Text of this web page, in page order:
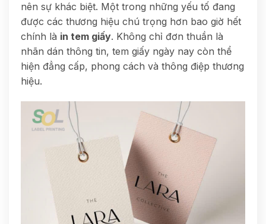
nên sự khác biệt. Một trong những yếu tố đang
được các thương hiệu chú trọng hơn bao giờ hết
chính là in tem giấy. Không chỉ đơn thuần là
nhãn dán thông tin, tem giấy ngày nay còn thể
hiện đẳng cấp, phong cách và thông điệp thương
hiệu.